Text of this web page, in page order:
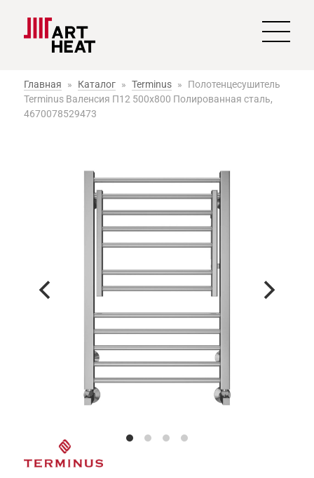
Главная » Каталог » Terminus »
Полотенцесушитель
Terminus Валенсия П12 500х800 Полированная сталь,
4670078529473